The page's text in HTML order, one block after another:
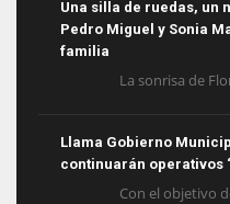
Una silla de ruedas, un
Pedro Miguel y Sonia
familia
La sonrisa de
Llama Gobierno
continuarán operativos
Con el objetivo